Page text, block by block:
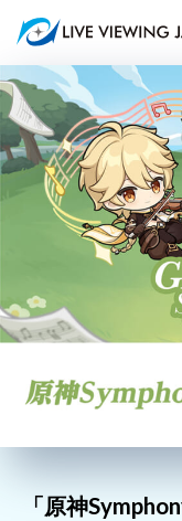
「原神